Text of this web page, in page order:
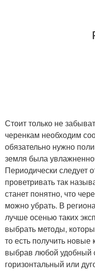
Стоит только не
черенкам необходим
обязательно нужно
земля была
Периодически следует
проветривать так
станет понятно, что
можно убрать. В
лучше осенью таких
выбрать методы,
то есть получить
выбрав любой удобный
горизонтальный или